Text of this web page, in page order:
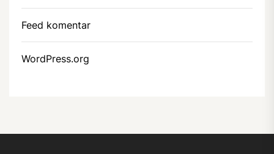
Feed komentar
WordPress.org